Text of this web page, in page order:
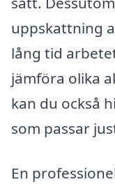
uppskattning
lång tid
jämföra olika
kan du också
som passar
En